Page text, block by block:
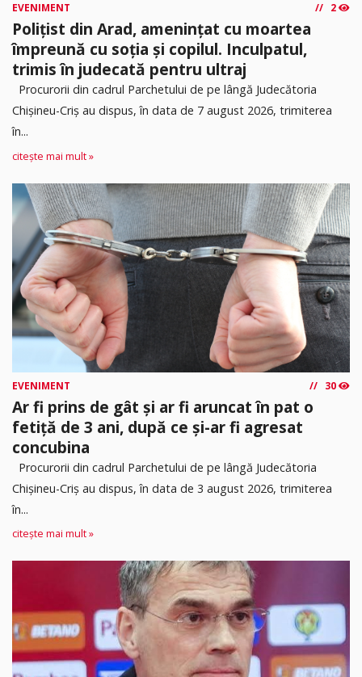
EVENIMENT 2
Polițist din Arad, amenințat cu moartea
împreună cu soția și copilul. Inculpatul,
trimis în judecată pentru ultraj
Procurorii din cadrul Parchetului de pe lângă Judecătoria
Chișineu-Criș au dispus, în data de 7 august 2026, trimiterea
în...
citește mai mult »
EVENIMENT 30
Ar fi prins de gât și ar fi aruncat în pat o
fetiță de 3 ani, după ce și-ar fi agresat
concubina
Procurorii din cadrul Parchetului de pe lângă Judecătoria
Chișineu-Criș au dispus, în data de 3 august 2026, trimiterea
în...
citește mai mult »